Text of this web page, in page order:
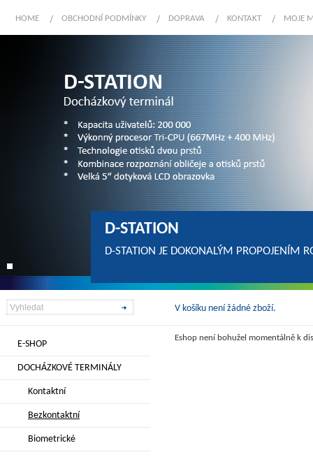
HOME OBCHODNÍ PODMÍNKY DOPRAVA KONTAKT MOJE
D-STATION
D-STATION JE DOKONALÝM PROPOJENÍM
V košíku není žádné zboží.
E-SHOP
DOCHÁZKOVÉ TERMINÁLY
Kontaktní
Bezkontaktní
Biometrické
Eshop není bohužel momentálně k